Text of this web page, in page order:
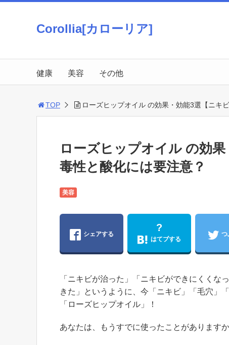
Corollia[カローリア]
健康 美容 その他
TOP ローズヒップオイル の効果・効能3選【ニキ
ローズヒップオイル の効
毒性と酸化には要注意？
美容
シェアする
?
はてブする
つ
「ニキビが治った」「ニキビができにくくな
きた」というように、今「ニキビ」「毛穴」
「ローズヒップオイル」！
あなたは、もうすでに使ったことがあります